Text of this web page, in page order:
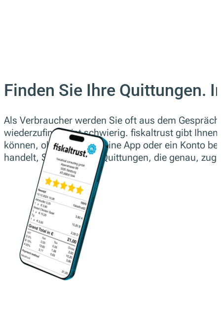
Finden Sie Ihre Quittungen.
Als Verbraucher werden Sie oft aus dem
wiederzufinden ist schwierig. fiskaltrust gibt
können, ohne dass Sie eine App oder ein Konto
handelt, Sie verdienen Quittungen, die genau,